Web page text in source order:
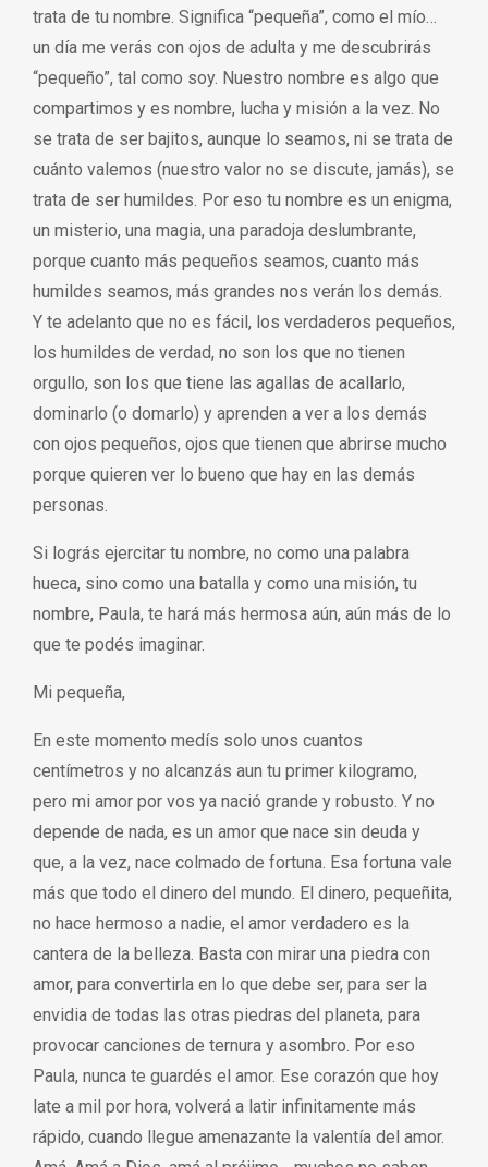
trata de tu nombre. Significa “pequeña”, como el mío…
un día me verás con ojos de adulta y me descubrirás
“pequeño”, tal como soy. Nuestro nombre es algo que
compartimos y es nombre, lucha y misión a la vez. No
se trata de ser bajitos, aunque lo seamos, ni se trata de
cuánto valemos (nuestro valor no se discute, jamás), se
trata de ser humildes. Por eso tu nombre es un enigma,
un misterio, una magia, una paradoja deslumbrante,
porque cuanto más pequeños seamos, cuanto más
humildes seamos, más grandes nos verán los demás.
Y te adelanto que no es fácil, los verdaderos pequeños,
los humildes de verdad, no son los que no tienen
orgullo, son los que tiene las agallas de acallarlo,
dominarlo (o domarlo) y aprenden a ver a los demás
con ojos pequeños, ojos que tienen que abrirse mucho
porque quieren ver lo bueno que hay en las demás
personas.
Si lográs ejercitar tu nombre, no como una palabra
hueca, sino como una batalla y como una misión, tu
nombre, Paula, te hará más hermosa aún, aún más de lo
que te podés imaginar.
Mi pequeña,
En este momento medís solo unos cuantos
centímetros y no alcanzás aun tu primer kilogramo,
pero mi amor por vos ya nació grande y robusto. Y no
depende de nada, es un amor que nace sin deuda y
que, a la vez, nace colmado de fortuna. Esa fortuna vale
más que todo el dinero del mundo. El dinero, pequeñita,
no hace hermoso a nadie, el amor verdadero es la
cantera de la belleza. Basta con mirar una piedra con
amor, para convertirla en lo que debe ser, para ser la
envidia de todas las otras piedras del planeta, para
provocar canciones de ternura y asombro. Por eso
Paula, nunca te guardés el amor. Ese corazón que hoy
late a mil por hora, volverá a latir infinitamente más
rápido, cuando llegue amenazante la valentía del amor.